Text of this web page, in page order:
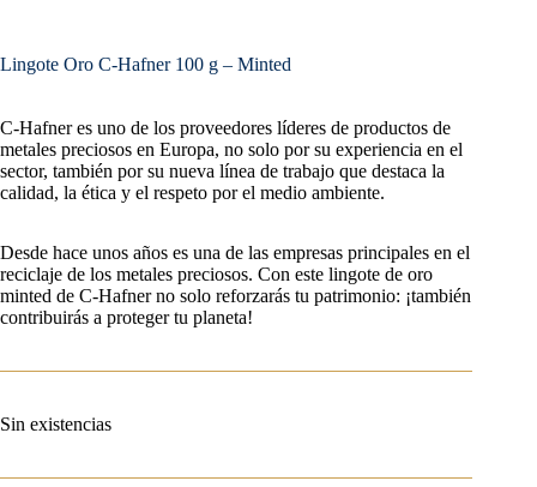
Lingote Oro C-Hafner 100 g – Minted
C-Hafner es uno de los proveedores líderes de productos de
metales preciosos en Europa, no solo por su experiencia en el
sector, también por su nueva línea de trabajo que destaca la
calidad, la ética y el respeto por el medio ambiente.
Desde hace unos años es una de las empresas principales en el
reciclaje de los metales preciosos. Con este lingote de oro
minted de C-Hafner no solo reforzarás tu patrimonio: ¡también
contribuirás a proteger tu planeta!
Sin existencias